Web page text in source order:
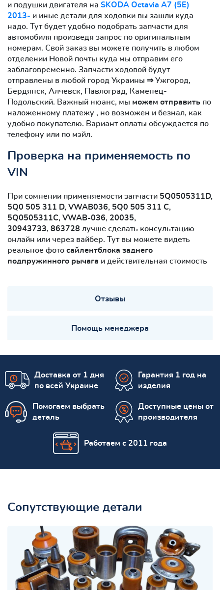
и подушки двигателя на SKODA Octavia A7 (5E)
2013- и иные детали для ходовки вы зашли куда
надо. Тут будет удобно подобрать запчасти для
автомобиля произведя запрос по оригинальным
номерам. Свой заказ вы можете получить в любом
отделении Новой почты куда мы отправим его
заблаговременно. Запчасти ходовой будут
отправлены в любой город Украины ⇒ Ужгород,
Бердянск, Алчевск, Павлоград, Каменец-
Подольский. Важный нюанс, мы можем отправить по
наложенному платежу , но возможен и безнал, как
удобно покупателю. Вариант оплаты обсуждается по
телефону или по мэйл.
Проверка на применяемость по
VIN
При сомнении применяемости запчасти 5Q0505311D,
5Q0 505 311 D, VWAB036, 5Q0 505 311 C,
5Q0505311C, VWAB-036, 20035,
30943733, 863728 лучше сделать консультацию
онлайн или через вайбер. Тут вы можете видеть
реальное фото сайлентблокa заднего
подпружинного рычага и действительная стоимость
Отзывы
Помощь менеджера
Доставка от 1 дня
по всей Украине
Гарантия 1 год на
изделия
Помогаем выбрать
деталь
Доступные цены от
производителя
Работаем с 2011 года
Сопутствующие детали